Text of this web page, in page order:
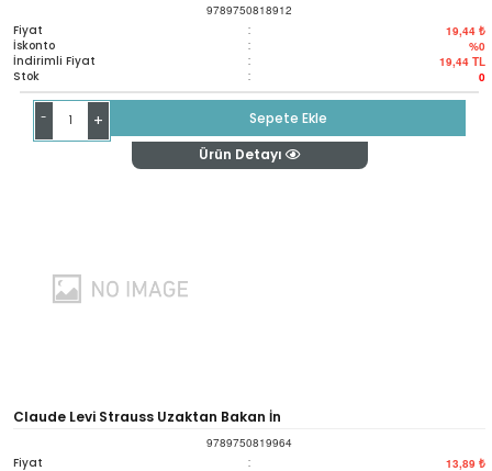
9789750818912
Fiyat : 19,44 ₺
İskonto : %0
İndirimli Fiyat : 19,44 TL
Stok : 0
- +
Sepete Ekle
Ürün Detayı
Claude Levi Strauss Uzaktan Bakan İn
9789750819964
Fiyat : 13,89 ₺